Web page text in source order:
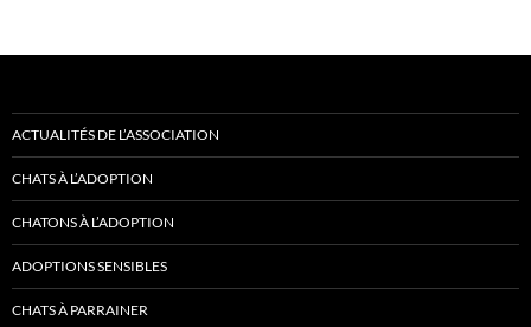
ACTUALITÉS DE L’ASSOCIATION
CHATS À L’ADOPTION
CHATONS À L’ADOPTION
ADOPTIONS SENSIBLES
CHATS À PARRAINER